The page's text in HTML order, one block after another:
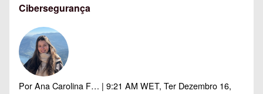
Cibersegurança
PorAna Carolina F… | 9:21 AM WET, Ter Dezembro 16,